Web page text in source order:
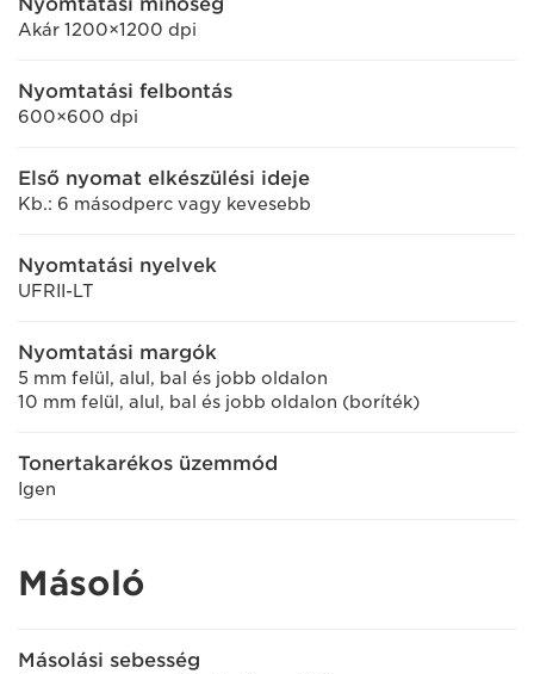
Akár 1200×1200 dpi
Nyomtatási felbontás
600×600 dpi
Első nyomat elkészülési ideje
Kb.: 6 másodperc vagy kevesebb
Nyomtatási nyelvek
UFRII-LT
Nyomtatási margók
5 mm felül, alul, bal és jobb oldalon
10 mm felül, alul, bal és jobb oldalon (boríték)
Tonertakarékos üzemmód
Igen
Másoló
Másolási sebesség